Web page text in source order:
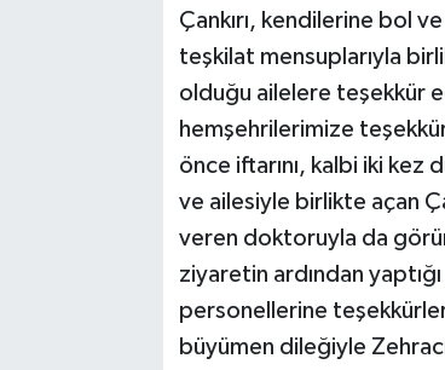
Çankırı, kendilerine bol
teşkilat mensuplarıyla
olduğu ailelere teşekkür
hemşehrilerimize
önce iftarını, kalbi iki kez
ve ailesiyle birlikte açan
veren doktoruyla da
ziyaretin ardından
personellerine
büyümen dileğiyle